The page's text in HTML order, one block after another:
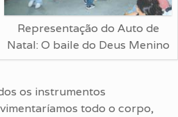
Representação do Auto de
Natal: O baile do Deus Menino
os instrumentos
todo o corpo,